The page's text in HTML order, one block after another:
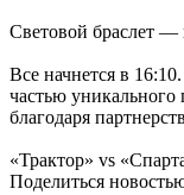
Световой браслет —
Все начнется в
частью уникального
благодаря
«Трактор» vs
Поделиться